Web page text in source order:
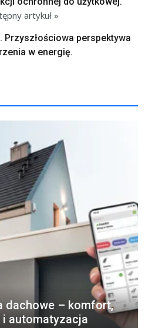
artykuł »
Przyszłościowa perspektywa
w energię.
dachowe – komfort,
automatyzacja